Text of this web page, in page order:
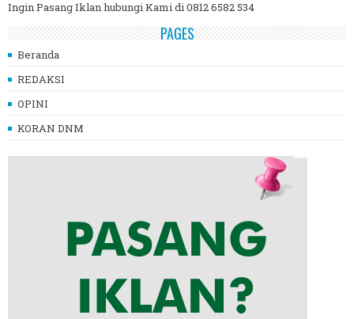
Ingin Pasang Iklan hubungi Kami di 0812 6582 534
PAGES
Beranda
REDAKSI
OPINI
KORAN DNM